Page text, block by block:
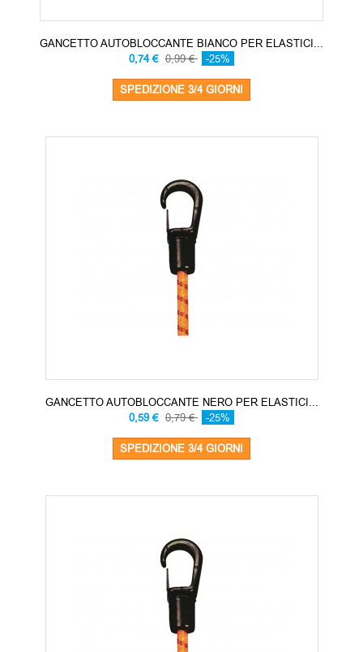
GANCETTO AUTOBLOCCANTE BIANCO PER ELASTICI...
0,74 € 0,99 € -25%
SPEDIZIONE 3/4 GIORNI
GANCETTO AUTOBLOCCANTE NERO PER ELASTICI...
0,59 € 0,79 € -25%
SPEDIZIONE 3/4 GIORNI